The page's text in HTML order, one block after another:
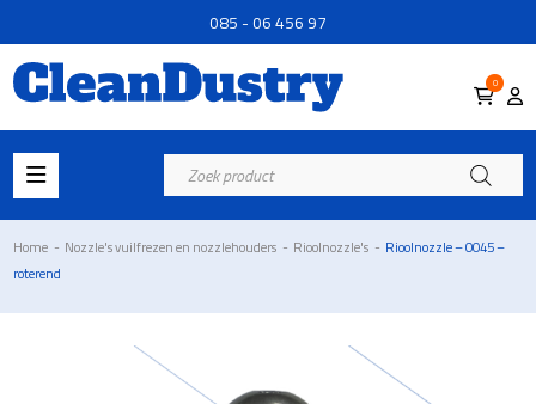
085 - 06 456 97
0
Producten
zoeken
Home - Nozzle's vuilfrezen en nozzlehouders - Rioolnozzle's - Rioolnozzle – 0045 –
roterend